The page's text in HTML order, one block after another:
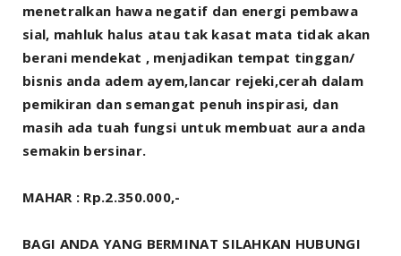
menetralkan hawa negatif dan energi pembawa
sial, mahluk halus atau tak kasat mata tidak akan
berani mendekat , menjadikan tempat tinggan/
bisnis anda adem ayem,lancar rejeki,cerah dalam
pemikiran dan semangat penuh inspirasi, dan
masih ada tuah fungsi untuk membuat aura anda
semakin bersinar.
MAHAR : Rp.2.350.000,-
BAGI ANDA YANG BERMINAT SILAHKAN HUBUNGI